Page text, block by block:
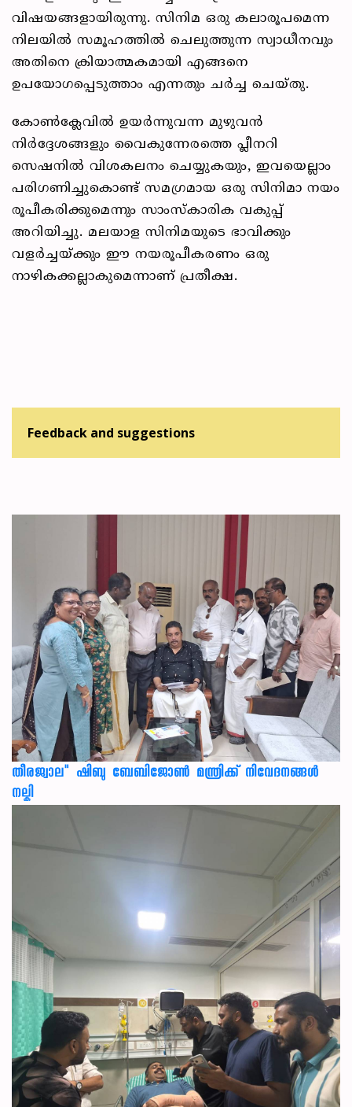
വിഷയങ്ങളായിരുന്നു. സിനിമ ഒരു കലാരൂപമെന്ന
നിലയിൽ സമൂഹത്തിൽ ചെലുത്തുന്ന സ്വാധീനവും
അതിനെ ക്രിയാത്മകമായി എങ്ങനെ
ഉപയോഗപ്പെടുത്താം എന്നതും ചർച്ച ചെയ്തു.
കോൺക്ലേവിൽ ഉയർന്നുവന്ന മുഴുവൻ
നിർദ്ദേശങ്ങളും വൈകുന്നേരത്തെ പ്ലീനറി
സെഷനിൽ വിശകലനം ചെയ്യുകയും, ഇവയെല്ലാം
പരിഗണിച്ചുകൊണ്ട് സമഗ്രമായ ഒരു സിനിമാ നയം
രൂപീകരിക്കുമെന്നും സാംസ്കാരിക വകുപ്പ്
അറിയിച്ചു. മലയാള സിനിമയുടെ ഭാവിക്കും
വളർച്ചയ്ക്കും ഈ നയരൂപീകരണം ഒരു
നാഴികക്കല്ലാകുമെന്നാണ് പ്രതീക്ഷ.
Feedback and suggestions
തീരജ്വാല" ഷിബു ബേബിജോൺ മന്ത്രിക്ക് നിവേദനങ്ങള്‍
നല്കി